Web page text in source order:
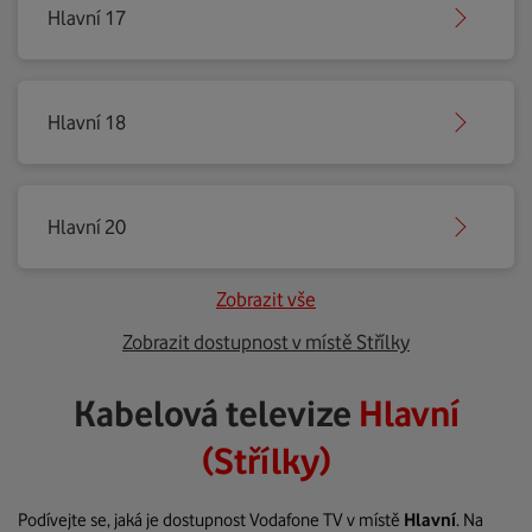
Hlavní 17
Hlavní 18
Hlavní 20
Zobrazit vše
Zobrazit dostupnost v místě Střílky
Kabelová televize Hlavní
(Střílky)
Podívejte se, jaká je dostupnost Vodafone TV v místě Hlavní. Na